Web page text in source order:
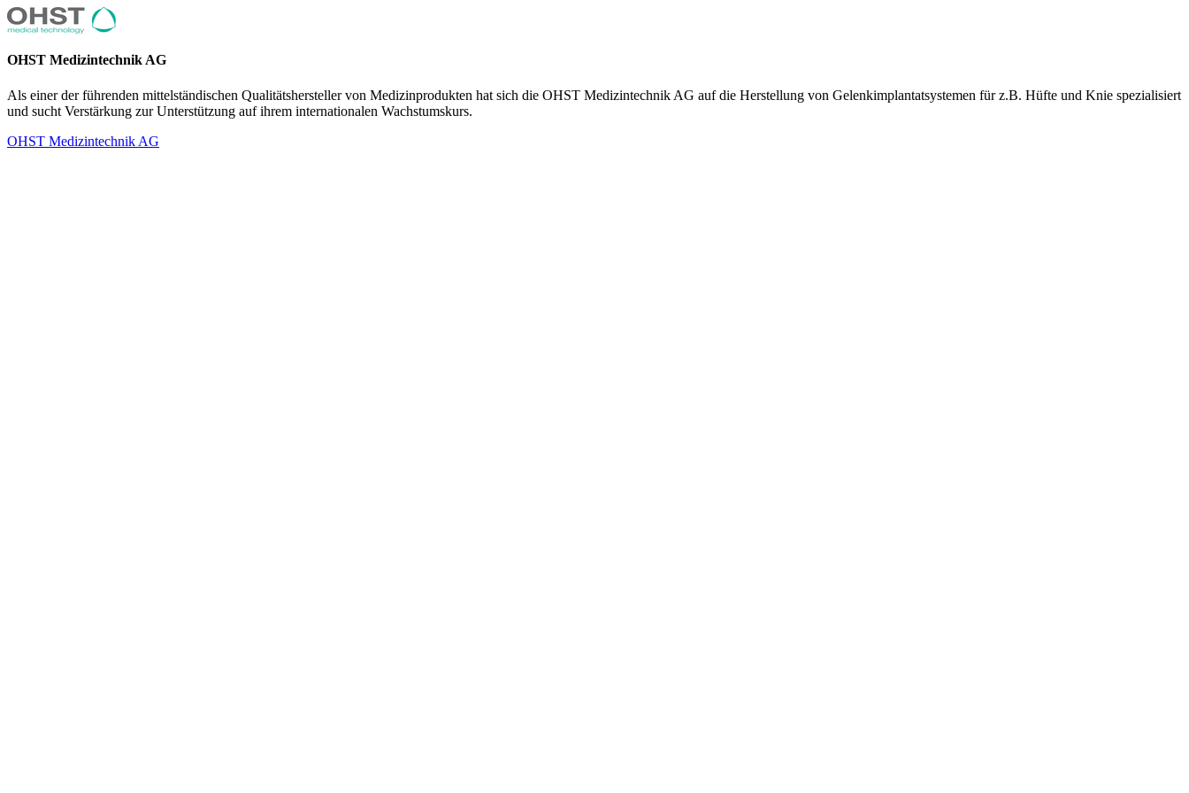
OHST Medizintechnik AG
Als einer der führenden mittelständischen Qualitätshersteller von Medizinprodukten hat sich die OHST Medizintechnik AG auf die Herstellung von Gelenkimplantatsystemen für z.B. Hüfte und Knie spezialisiert
und sucht Verstärkung zur Unterstützung auf ihrem internationalen Wachstumskurs.
OHST Medizintechnik AG